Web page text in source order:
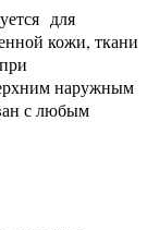
для
кожи, ткани
наружным
с любым